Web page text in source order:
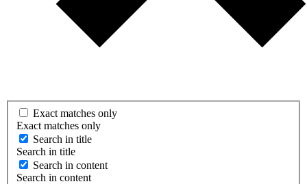
Exact matches only
Exact matches only
Search in title
Search in title
Search in content
Search in content